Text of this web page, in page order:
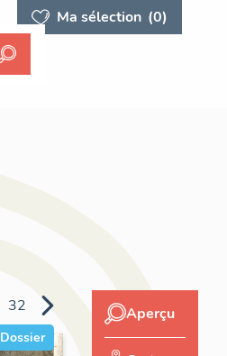
Ma sélection (0)
32
Dossier
Aperçu